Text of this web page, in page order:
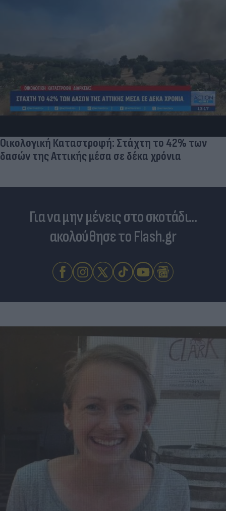
Τουρκία: Μετά το... φρένο για τα F-35 έρχονται
στο επίκεντρο τα Eurofighter
Για να μην μένεις στο σκοτάδι...
ακολούθησε το Flash.gr